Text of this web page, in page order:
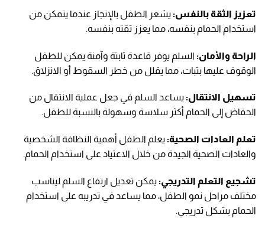
تعزيز الثقة بالنفس: يشعر الطفل بالإنجاز عندما يتمكن من
استخدام الحمام بنفسه، مما يعزز ثقته بنفسه.
الراحة والأمان: السلم يوفر قاعدة ثابتة وآمنة يمكن للطفل
الوقوف عليها بثبات، مما يقلل من خطر السقوط أو الانزلاق.
تسهيل الانتقال: يساعد السلم في جعل عملية الانتقال من
الحفاض إلى الحمام أكثر سلاسة وسهولة بالنسبة للطفل.
تعلم العادات الصحية: يعلم الطفل أهمية النظافة الشخصية
والعادات الصحية الجيدة من خلال الاعتياد على استخدام الحمام.
تشجيع التعلم التدريجي: يمكن تعديل ارتفاع السلم ليناسب
مختلف مراحل نمو الطفل، مما يساعد في تدريبه على استخدام
الحمام بشكل تدريجي.